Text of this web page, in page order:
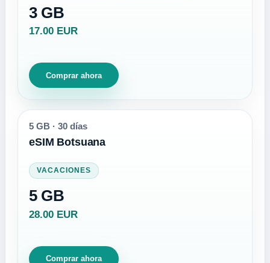
3 GB
17.00 EUR
Comprar ahora
5 GB · 30 días
eSIM Botsuana
VACACIONES
5 GB
28.00 EUR
Comprar ahora